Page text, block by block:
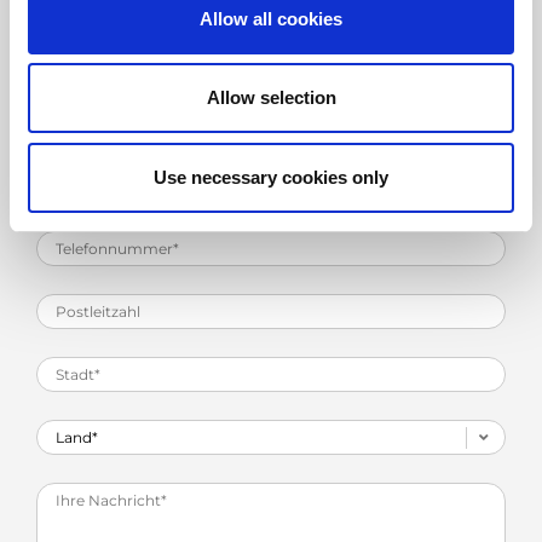
Allow all cookies
Allow selection
Use necessary cookies only